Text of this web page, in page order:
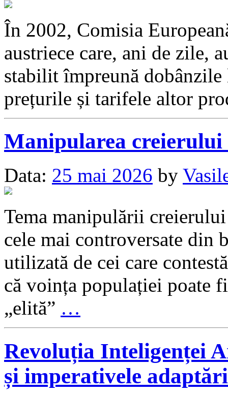
În 2002, Comisia
austriece care, ani de zile,
stabilit împreună
prețurile și tarifele altor
Manipularea
Data: 25 mai 2026 by
Tema manipulării
cele mai controversate din
utilizată de cei care
că voința populației poate
„elită” …
Revoluția Inteligenței
și imperativele